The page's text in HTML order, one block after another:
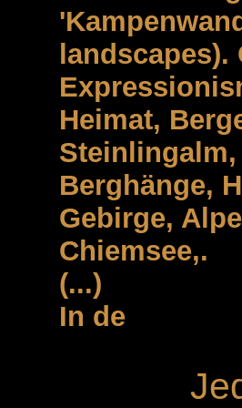
Heimat,
Berghänge,
Gebirge,
Chiemsee,.
(...)
In de